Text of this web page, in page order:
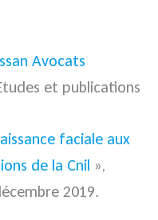
Avocats
et publications
faciale aux
de la Cnil »,
2019.